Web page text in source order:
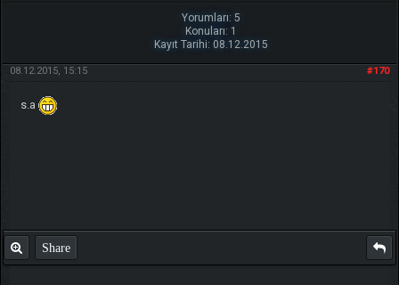
Yorumları: 5
Konuları: 1
Kayıt Tarihi: 08.12.2015
#170
08.12.2015, 15:15
s.a
Share